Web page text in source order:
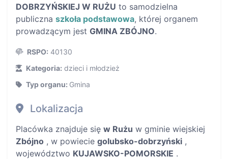
DOBRZYŃSKIEJ W RUŻU to samodzielna
publiczna szkoła podstawowa, której organem
prowadzącym jest GMINA ZBÓJNO.
RSPO: 40130
Kategoria: dzieci i młodzież
Typ organu: Gmina
Lokalizacja
Placówka znajduje się w Rużu w gminie wiejskiej
Zbójno , w powiecie golubsko-dobrzyński ,
województwo KUJAWSKO-POMORSKIE .